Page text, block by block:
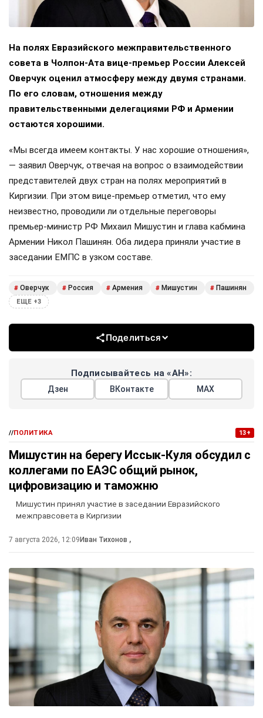
На полях Евразийского межправительственного
совета в Чолпон-Ата вице-премьер России Алексей
Оверчук оценил атмосферу между двумя странами.
По его словам, отношения между
правительственными делегациями РФ и Армении
остаются хорошими.
«Мы всегда имеем контакты. У нас хорошие отношения»,
— заявил Оверчук, отвечая на вопрос о взаимодействии
представителей двух стран на полях мероприятий в
Киргизии. При этом вице-премьер отметил, что ему
неизвестно, проводили ли отдельные переговоры
премьер-министр РФ Михаил Мишустин и глава кабмина
Армении Никол Пашинян. Оба лидера приняли участие в
заседании ЕМПС в узком составе.
# Оверчук # Россия # Армения # Мишустин # Пашинян
ЕЩЕ +3
Поделиться
Подписывайтесь на «АН»:
Дзен ВКонтакте МАХ
//ПОЛИТИКА 13+
Мишустин на берегу Иссык-Куля обсудил с
коллегами по ЕАЭС общий рынок,
цифровизацию и таможню
Мишустин принял участие в заседании Евразийского
межправсовета в Киргизии
7 августа 2026, 12:09 Иван Тихонов ,